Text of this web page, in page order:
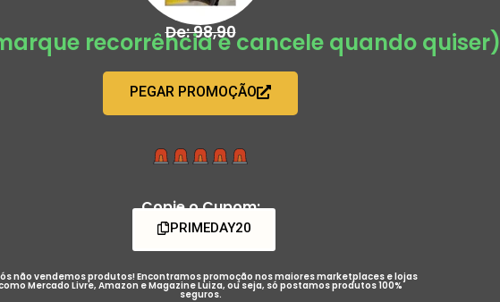
De: 98,90
recorrência e cancele quando quiser)
PEGAR PROMOÇÃO
Copie o Cupom:
PRIMEDAY20
não vendemos produtos! Encontramos promoção nos maiores marketplaces e lojas
Mercado Livre, Amazon e Magazine Luiza, ou seja, só postamos produtos 100%
seguros.